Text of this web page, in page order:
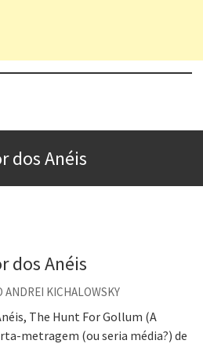
veganismo não é a resposta
dos Anéis
dos Anéis
ANDREI KICHALOWSKY
The Hunt For Gollum (A
metragem (ou seria média?) de